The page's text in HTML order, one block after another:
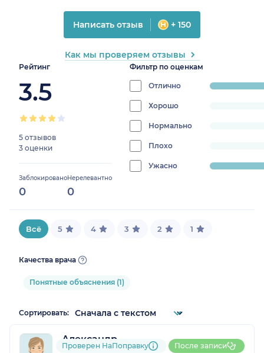
Рейтинг
3.5
5 отзывов
3 оценки
Заблокировано
0
Нерелевантно
0
Фильтр по оценкам
Отлично
progress:
62.5%
Хорошо
0%
Нормально
0%
Плохо
progress:
Ужасно
progress:
37.5%
Написать отзыв + 150
Как мы проверяем отзывы
Всё 5 4 3 2 1
Качества врача
Понятные объяснения (1)
Сортировать:
Александр
1 отзыв
Проверен НаПоправку После записи